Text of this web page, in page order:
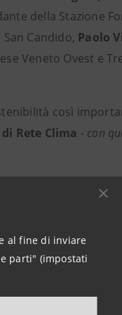
al fine di inviare
parti" (impostati
della Stazione
Candido, Paolo
Veneto Ovest e
così
Rete Clima - con
Intesa Sanpaolo
direttamente e
competenze
insieme alle
in atto,
che ricevano nel